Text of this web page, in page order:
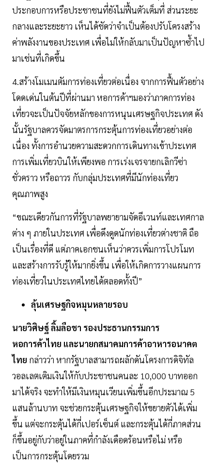
ประกอบการหรือประชาชนที่ยังไม่ฟื้นตัวเต็มที่ ส่วนระยะ
กลางและระยะยาว เห็นได้ชัดว่าจำเป็นต้องปรับโครงสร้าง
ค่าพลังงานของประเทศ เพื่อไม่ให้กลับมาเป็นปัญหาซ้ำไป
มาเช่นที่เกิดขึ้น
4.สร้างโมเมนตัมการท่องเที่ยวต่อเนื่อง จากการฟื้นตัวอย่าง
โดดเด่นในต้นปีที่ผ่านมา หอการค้าฯมองว่าภาคการท่อง
เที่ยวจะเป็นปัจจัยหลักของการหนุนเศรษฐกิจประเทศ ดัง
นั้นรัฐบาลควรจัดมาตรการกระตุ้นการท่องเที่ยวอย่างต่อ
เนื่อง ทั้งการอำนวยความสะดวกการเดินทางเข้าประเทศ
การเพิ่มเที่ยวบินให้เพียงพอ การเร่งเจรจายกเลิกวีซ่า
ชั่วคราว หรือถาวร กับกลุ่มประเทศที่มีนักท่องเที่ยว
คุณภาพสูง
“ขณะเดียวกันการที่รัฐบาลพยายามจัดอีเวนท์และเทศกาล
ต่าง ๆ ภายในประเทศ เพื่อดึงดูดนักท่องเที่ยวต่างชาติ ถือ
เป็นเรื่องที่ดี แต่ภาคเอกชนเห็นว่าควรเพิ่มการโปรโมท
และสร้างการรับรู้ให้มากยิ่งขึ้น เพื่อให้เกิดการวางแผนการ
ท่องเที่ยวในประเทศไทยได้ตลอดทั้งปี”
ลุ้นเศรษฐกิจหมุนหลายรอบ
นายวิศิษฐ์ ลิ้มลือชา รองประธานกรรมการ
หอการค้าไทย และนายกสมาคมการค้าอาหารอนาคต
ไทย กล่าวว่า หากรัฐบาลสามารถผลักดันโครงการดิจิทัล
วอลเลตเติมเงินให้กับประชาชนคนละ 10,000 บาทออก
มาได้จริง จะทำให้มีเงินหมุนเวียนเพิ่มขึ้นอีกประมาณ 5
แสนล้านบาท จะช่วยกระตุ้นเศรษฐกิจให้ขยายตัวได้เพิ่ม
ขึ้น แต่จะกระตุ้นได้กี่เปอร์เซ็นต์ และกระตุ้นได้กี่ภาคส่วน
ก็ขึ้นอยู่กับว่าอยู่ในภาคที่กำลังเดือดร้อนหรือไม่ หรือ
เป็นการกระตุ้นโดยรวม